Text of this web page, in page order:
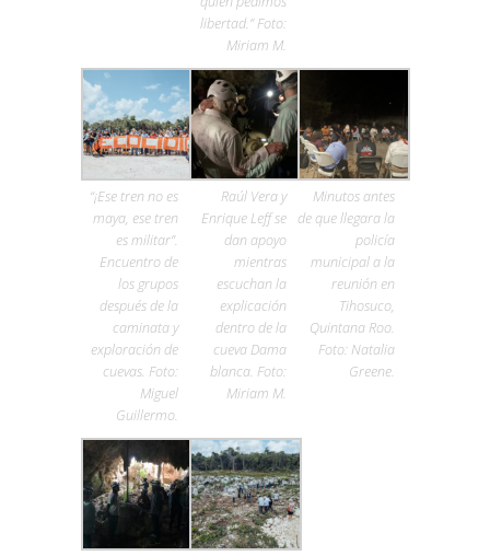
libertad.” Foto:
Miriam M.
“¡Ese tren no es
maya, ese tren
es militar”.
Encuentro de
los grupos
después de la
caminata y
exploración de
cuevas. Foto:
Miguel
Guillermo.
Raúl Vera y
Enrique Leff se
dan apoyo
mientras
escuchan la
explicación
dentro de la
cueva Dama
blanca. Foto:
Miriam M.
Minutos antes
de que llegara la
policía
municipal a la
reunión en
Tihosuco,
Quintana Roo.
Foto: Natalia
Greene.